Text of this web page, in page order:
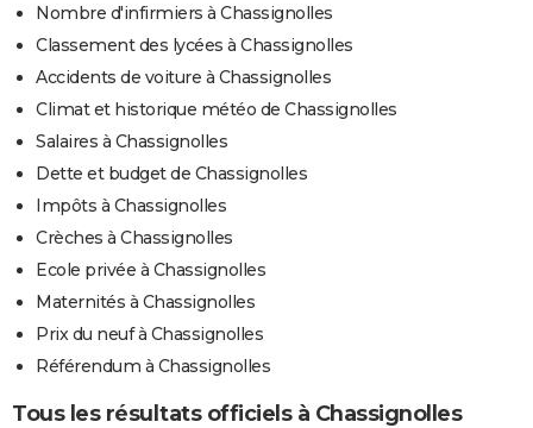
Nombre d'infirmiers à Chassignolles
Classement des lycées à Chassignolles
Accidents de voiture à Chassignolles
Climat et historique météo de Chassignolles
Salaires à Chassignolles
Dette et budget de Chassignolles
Impôts à Chassignolles
Crèches à Chassignolles
Ecole privée à Chassignolles
Maternités à Chassignolles
Prix du neuf à Chassignolles
Référendum à Chassignolles
Tous les résultats officiels à Chassignolles